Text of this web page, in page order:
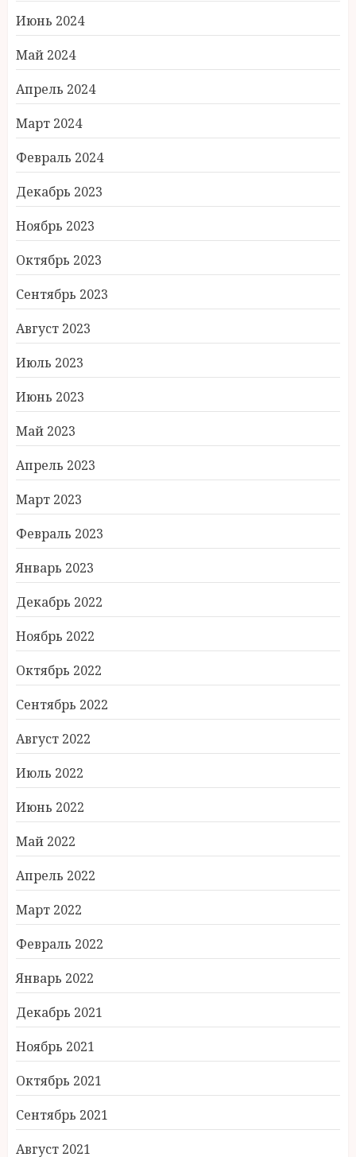
Июнь 2024
Май 2024
Апрель 2024
Март 2024
Февраль 2024
Декабрь 2023
Ноябрь 2023
Октябрь 2023
Сентябрь 2023
Август 2023
Июль 2023
Июнь 2023
Май 2023
Апрель 2023
Март 2023
Февраль 2023
Январь 2023
Декабрь 2022
Ноябрь 2022
Октябрь 2022
Сентябрь 2022
Август 2022
Июль 2022
Июнь 2022
Май 2022
Апрель 2022
Март 2022
Февраль 2022
Январь 2022
Декабрь 2021
Ноябрь 2021
Октябрь 2021
Сентябрь 2021
Август 2021